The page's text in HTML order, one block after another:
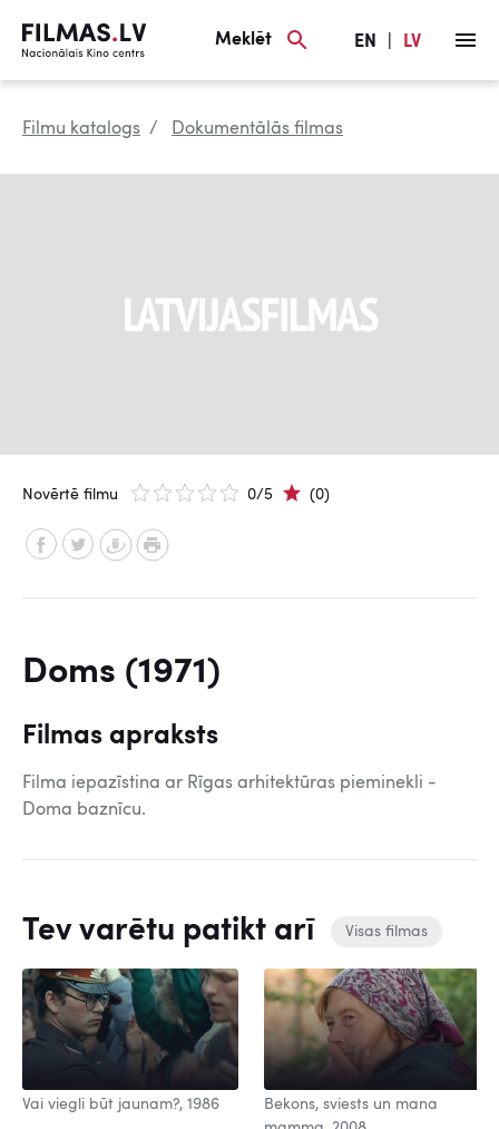
Meklēt EN LV
Filmu katalogs Dokumentālās filmas
Novērtē filmu 0/5 (0)
Doms (1971)
Filmas apraksts
Filma iepazīstina ar Rīgas arhitektūras pieminekli -
Doma baznīcu.
Tev varētu patikt arī Visas filmas
Vai viegli būt jaunam?, 1986
Bekons, sviests un mana